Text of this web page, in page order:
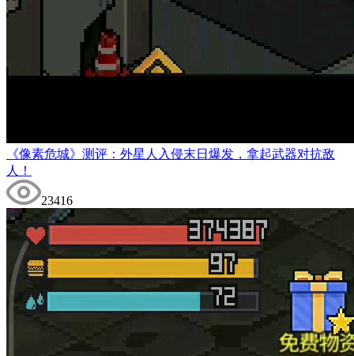
《像素危城》测评：外星人入侵末日爆发，拿起武器对抗敌
人！
23416